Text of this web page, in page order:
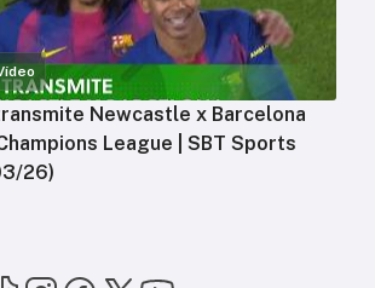
Newcastle x Barcelona
League | SBT Sports
26)